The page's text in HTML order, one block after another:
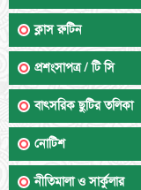
ক্লাস রুটিন
প্রশংসাপত্র / টি সি
বাৎসরিক ছুটির তলিকা
নোটিশ
নীতিমালা ও সার্কুলার